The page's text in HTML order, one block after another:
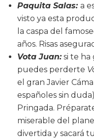
Paquita Salas: a
visto ya esta
la caspa del
años. Risas
Vota Juan:si te ha
puedes perderte
el gran Javier
españoles sin
Pringada.
miserable del
divertida y sacará